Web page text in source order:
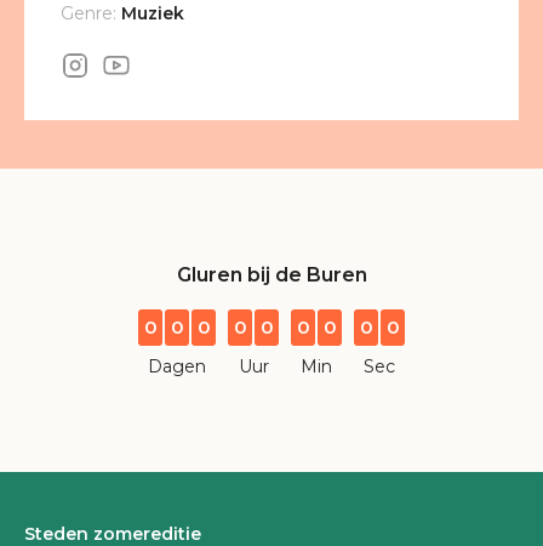
Genre: Muziek
Gluren bij de Buren
0 0 0
Dagen
0 0
Uur
0 0
Min
0 0
Sec
Steden zomereditie